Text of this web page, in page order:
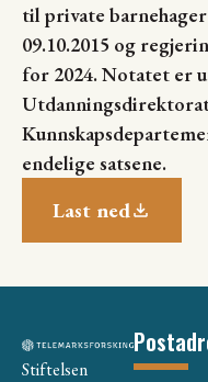
til private
09.10.2015 og
for 2024. Notatet er
endelige satsene.
Last ned
Stiftelsen